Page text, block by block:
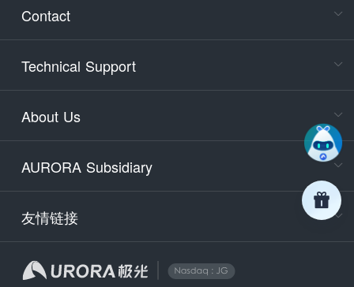
Contact
Technical Support
About Us
AURORA Subsidiary
友情链接
days)
9:30-
Email